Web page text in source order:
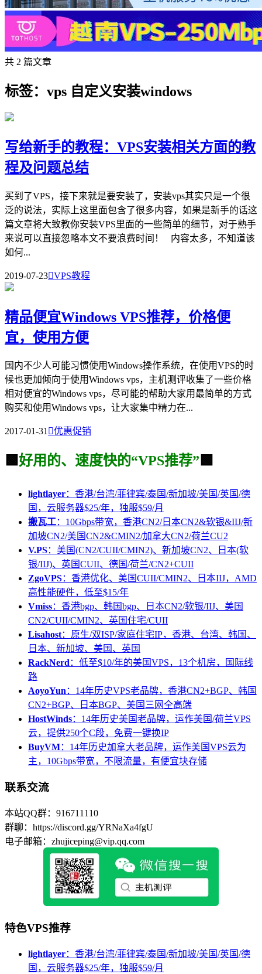
共 2 篇文章
标签：vps 自定义安装windows
写给新手的教程：VPS安装相关方面的教
程及问题总结
买到了VPS，接下来就是要安装了，安装vps其实只是一个很
泛的说法，实际上这里面包含了很多内容，如果是新手的话这
篇文章将大致教你安装VPS里面的一些简单的细节，对于熟手
来说可以直接忽略本文不要浪费时间！ 内容太多，不知道该
如何...
2019-07-23VPS教程
精品便宜Windows VPS推荐，价格便
宜，使用方便
国内不少人可能习惯使用Windows操作系统，在使用VPS的时
候也更加倾向于使用Windows vps，主机测评收集了一些价格
相对便宜的Windows vps，尽可能的帮助大家用最简单的方式
购买和使用Windows vps，让大家集中精力在...
2017-01-31优惠促销
🟩 好用的、速度快的“VPS推荐” 🟩
lightlayer：香港/台湾/菲律宾/泰国/新加坡/美国/英国/德
国，云服务器$25/年，独服$59/月
搬瓦工：10Gbps带宽，香港CN2/日本CN2&软银&IIJ/新
加坡CN2/美国CN2&CMIN2/加拿大CN2/荷兰CU2
V.PS：美国(CN2/CUII/CMIN2)、新加坡CN2、日本(软
银/IIJ)、英国CUII、德国/荷兰/CN2+CUII
ZgoVPS：香港优化、美国CUII/CMIN2、日本IIJ，AMD
高性能硬件，低至$15/年
Vmiss：香港bgp、韩国bgp、日本CN2/软银/IIJ、美国
CN2/CUII/CMIN2、英国住宅/CUII
Lisahost：原生/双ISP/家庭住宅IP，香港、台湾、韩国、
日本、新加坡、美国、英国
RackNerd ：低至$10/年的美国VPS，13个机房，国际线
路
AoyoYun ：14年历史VPS老品牌，香港CN2+BGP、韩国
CN2+BGP、日本BGP、美国三网全高端
HostWinds：14年历史美国老品牌，运作美国/荷兰VPS
云，提供250个C段，免费一键换IP
BuyVM：14年历史加拿大老品牌，运作美国VPS云为
主，10Gbps带宽，不限流量，有便宜块存储
联系交流
本站QQ群：916711110
群聊：https://discord.gg/YRNaXa4fgU
电子邮箱：zhujiceping@vip.qq.com
特色VPS推荐
lightlayer：香港/台湾/菲律宾/泰国/新加坡/美国/英国/德
国，云服务器$25/年，独服$59/月